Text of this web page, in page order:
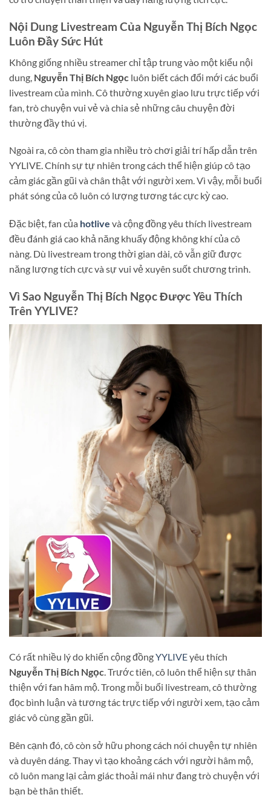
Nội Dung Livestream Của Nguyễn Thị Bích Ngọc
Luôn Đầy Sức Hút
Không giống nhiều streamer chỉ tập trung vào một kiểu nội
dung, Nguyễn Thị Bích Ngọc luôn biết cách đổi mới các buổi
livestream của mình. Cô thường xuyên giao lưu trực tiếp với
fan, trò chuyện vui vẻ và chia sẻ những câu chuyện đời
thường đầy thú vị.
Ngoài ra, cô còn tham gia nhiều trò chơi giải trí hấp dẫn trên
YYLIVE. Chính sự tự nhiên trong cách thể hiện giúp cô tạo
cảm giác gần gũi và chân thật với người xem. Vì vậy, mỗi buổi
phát sóng của cô luôn có lượng tương tác cực kỳ cao.
Đặc biệt, fan của hotlive và cộng đồng yêu thích livestream
đều đánh giá cao khả năng khuấy động không khí của cô
nàng. Dù livestream trong thời gian dài, cô vẫn giữ được
năng lượng tích cực và sự vui vẻ xuyên suốt chương trình.
Vì Sao Nguyễn Thị Bích NgọcĐược Yêu Thích
Trên YYLIVE?
Có rất nhiều lý do khiến cộng đồngYYLIVEyêu thích
Nguyễn Thị Bích Ngọc. Trước tiên, cô luôn thể hiện sự thân
thiện với fan hâm mộ. Trong mỗi buổi livestream, cô thường
đọc bình luận và tương tác trực tiếp với người xem, tạo cảm
giác vô cùng gần gũi.
Bên cạnh đó, cô còn sở hữu phong cách nói chuyện tự nhiên
và duyên dáng. Thay vì tạo khoảng cách với người hâm mộ,
cô luôn mang lại cảm giác thoải mái như đang trò chuyện với
bạn bè thân thiết.